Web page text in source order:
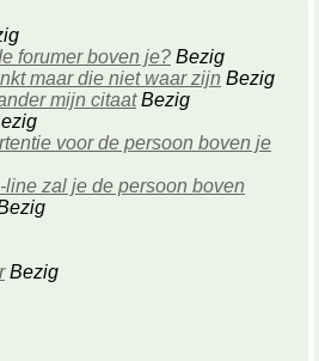
forumer boven je? Bezig
maar die niet waar zijn Bezig
mijn citaatBezig
voor de persoon boven je
zal je de persoon boven
Bezig